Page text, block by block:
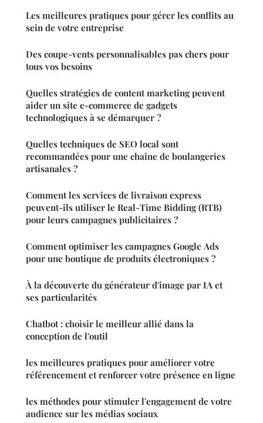
Les meilleures pratiques pour gérer les conflits au
sein de votre entreprise
Des coupe-vents personnalisables pas chers pour
tous vos besoins
Quelles stratégies de content marketing peuvent
aider un site e-commerce de gadgets
technologiques à se démarquer ?
Quelles techniques de SEO local sont
recommandées pour une chaîne de boulangeries
artisanales ?
Comment les services de livraison express
peuvent-ils utiliser le Real-Time Bidding (RTB)
pour leurs campagnes publicitaires ?
Comment optimiser les campagnes Google Ads
pour une boutique de produits électroniques ?
À la découverte du générateur d'image par IA et
ses particularités
Chatbot : choisir le meilleur allié dans la
conception de l'outil
les meilleures pratiques pour améliorer votre
référencement et renforcer votre présence en ligne
les méthodes pour stimuler l'engagement de votre
audience sur les médias sociaux